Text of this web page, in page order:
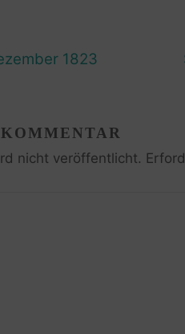
1823
nicht veröffentlicht.